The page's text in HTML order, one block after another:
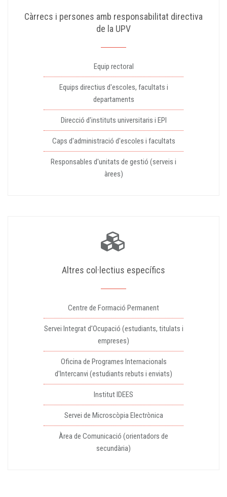
Càrrecs i persones amb responsabilitat directiva
de la UPV
Equip rectoral
Equips directius d'escoles, facultats i
departaments
Direcció d'instituts universitaris i EPI
Caps d'administració d'escoles i facultats
Responsables d'unitats de gestió (serveis i
àrees)
Altres col·lectius específics
Centre de Formació Permanent
Servei Integrat d'Ocupació (estudiants, titulats i
empreses)
Oficina de Programes Internacionals
d'Intercanvi (estudiants rebuts i enviats)
Institut IDEES
Servei de Microscòpia Electrònica
Àrea de Comunicació (orientadors de
secundària)